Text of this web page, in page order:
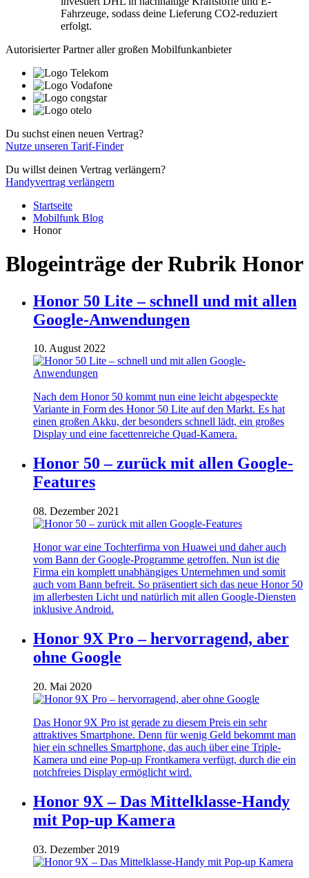
Fahrzeuge, sodass deine Lieferung CO2-reduziert
erfolgt.
Autorisierter Partner aller großen Mobilfunkanbieter
Du suchst einen neuen Vertrag?
Nutze unseren Tarif-Finder
Du willst deinen Vertrag verlängern?
Handyvertrag verlängern
Startseite
Mobilfunk Blog
Honor
Blogeinträge der Rubrik Honor
Honor 50 Lite – schnell und mit allen
Google-Anwendungen
10. August 2022
Nach dem Honor 50 kommt nun eine leicht abgespeckte
Variante in Form des Honor 50 Lite auf den Markt. Es hat
einen großen Akku, der besonders schnell lädt, ein großes
Display und eine facettenreiche Quad-Kamera.
Honor 50 – zurück mit allen Google-
Features
08. Dezember 2021
Honor war eine Tochterfirma von Huawei und daher auch
vom Bann der Google-Programme getroffen. Nun ist die
Firma ein komplett unabhängiges Unternehmen und somit
auch vom Bann befreit. So präsentiert sich das neue Honor 50
im allerbesten Licht und natürlich mit allen Google-Diensten
inklusive Android.
Honor 9X Pro – hervorragend, aber
ohne Google
20. Mai 2020
Das Honor 9X Pro ist gerade zu diesem Preis ein sehr
attraktives Smartphone. Denn für wenig Geld bekommt man
hier ein schnelles Smartphone, das auch über eine Triple-
Kamera und eine Pop-up Frontkamera verfügt, durch die ein
notchfreies Display ermöglicht wird.
Honor 9X – Das Mittelklasse-Handy
mit Pop-up Kamera
03. Dezember 2019